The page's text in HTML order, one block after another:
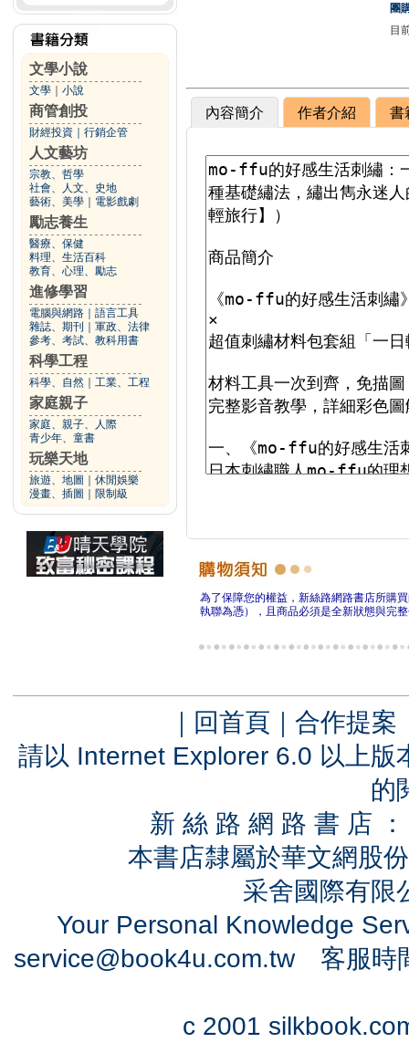
文學小說
文學 小說
商管創投
財經投資 行銷企管
人文藝坊
宗教、哲學
社會、人文、史地
藝術、美學
電影戲劇
勵志養生
醫療、保健
料理、生活百科
教育、心理、勵志
進修學習
電腦與網路
語言工具
雜誌、期刊
軍政、法律
參考、考試、教科用書
科學工程
科學、自然 工業、工程
家庭親子
家庭、親子、人際
青少年、童書
玩樂天地
旅遊、地圖
休閒娛樂
漫畫、插圖
限制級
團
目
內容簡介 作者介紹 書
為了保障您的權益，新絲路網路書店所購
執聯為憑），且商品必須是全新狀態與完
｜ 回首頁 ｜ 合作提案
請以 Internet Explorer 6.0 以上
的
新 絲 路 網 路 書 店
本書店隸屬於華文網股
采舍國際有
Your Personal Knowledge
service@book4u.com.tw客服時
c 2001